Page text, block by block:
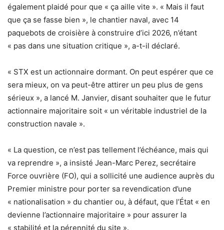
également plaidé pour que « ça aille vite ». « Mais il faut
que ça se fasse bien », le chantier naval, avec 14
paquebots de croisière à construire d’ici 2026, n’étant
« pas dans une situation critique », a-t-il déclaré.
« STX est un actionnaire dormant. On peut espérer que ce
sera mieux, on va peut-être attirer un peu plus de gens
sérieux », a lancé M. Janvier, disant souhaiter que le futur
actionnaire majoritaire soit « un véritable industriel de la
construction navale ».
« La question, ce n’est pas tellement l’échéance, mais qui
va reprendre », a insisté Jean-Marc Perez, secrétaire
Force ouvrière (FO), qui a sollicité une audience auprès du
Premier ministre pour porter sa revendication d’une
« nationalisation » du chantier ou, à défaut, que l’État « en
devienne l’actionnaire majoritaire » pour assurer la
« stabilité et la pérennité du site ».